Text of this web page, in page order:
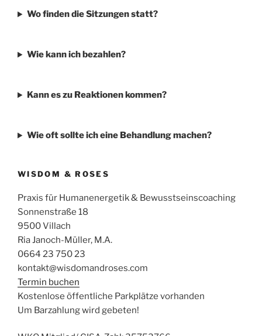
Wo finden die Sitzungen statt?
Wie kann ich bezahlen?
Kann es zu Reaktionen kommen?
Wie oft sollte ich eine Behandlung machen?
WISDOM & ROSES
Praxis für Humanenergetik & Bewusstseinscoaching
Sonnenstraße 18
9500 Villach
Ria Janoch-Müller, M.A.
0664 23 750 23
kontakt@wisdomandroses.com
Termin buchen
Kostenlose öffentliche Parkplätze vorhanden
Um Barzahlung wird gebeten!